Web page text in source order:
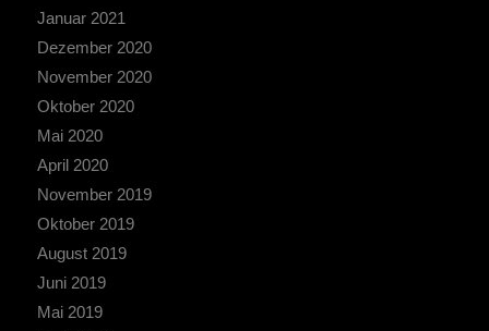
Januar 2021
Dezember 2020
November 2020
Oktober 2020
Mai 2020
April 2020
November 2019
Oktober 2019
August 2019
Juni 2019
Mai 2019